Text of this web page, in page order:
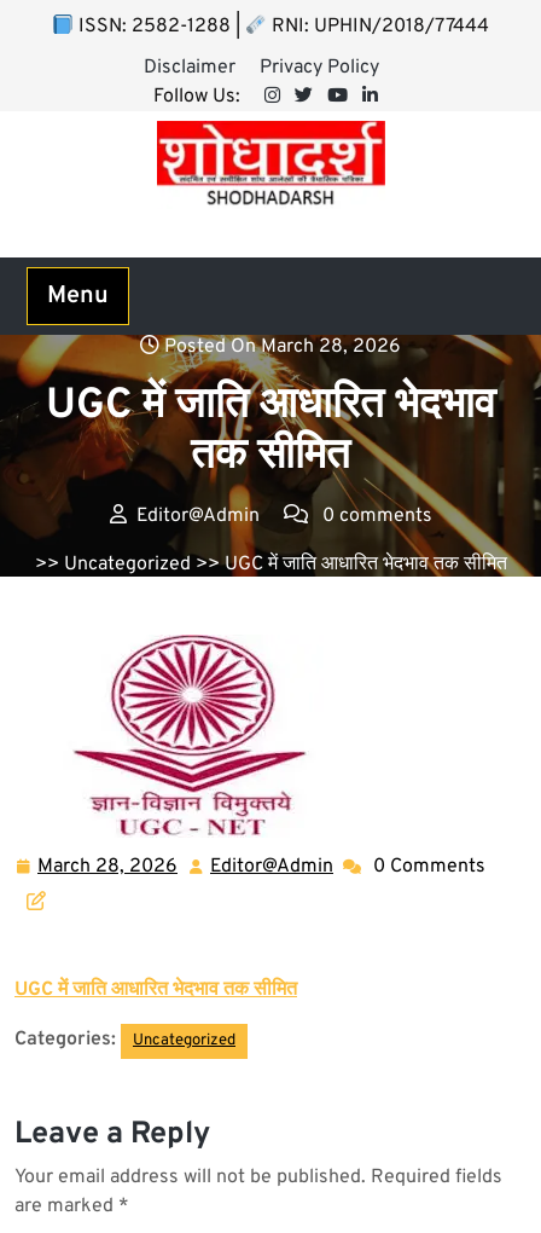
ISSN: 2582-1288 |
RNI: UPHIN/2018/77444
Disclaimer
Privacy Policy
Follow Us:
Menu
Posted On March 28, 2026
UGC में जाति आधारित भेदभाव
तक सीमित
Editor@Admin
0 comments
>> Uncategorized >> UGC में जाति आधारित भेदभाव तक सीमित
March 28, 2026 MarchEditor@Admin Editor@Admin
0 Comments
UGC में जाति आधारित भेदभाव तक सीमित
Categories: Uncategorized
Leave a Reply
Your email address will not be published. Required fields
are marked *